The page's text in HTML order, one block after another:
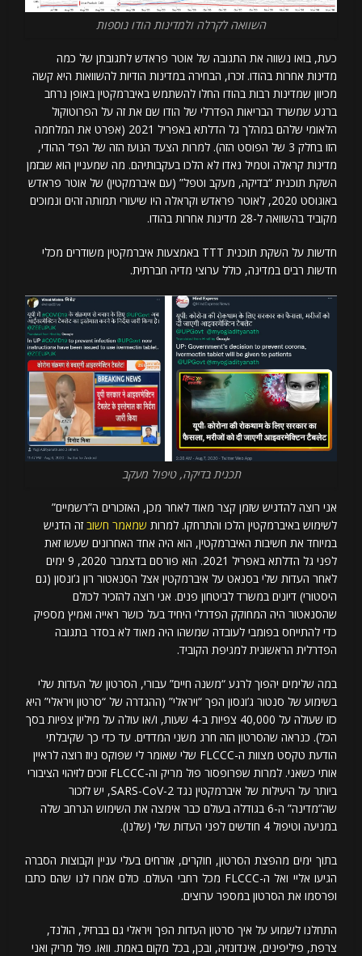
השוואה לקרלה ולמדינות הודו נוספות
כעת, בואו נשווה את התגובה של אוטר פראדש לתגובתן של כמה
מדינות אחרות בהודו. זכרו, הבחירה במדינות הודיות להשוואות היא קשה
מכיוון שמדינות רבות בהודו החלו להשתמש באיברמקטין באופן נרחב
ברגע שמשרד הבריאות הפדרלי של הודו שם את זה על הפרוטוקול
הלאומי שלהם במהלך גל הדלתא באפריל 2021 (אפרט את המלחמה
הזו בחלק 3 של הפוסט הזה). למרות הצעד הנועז הזה של הפד’ ההודי,
מדינות קראלה וטמיל נאדו לא הלכו בעקבותיהם. מה שמעניין הוא שבזמן
השקת תוכנית “בדיקה, מעקב וטפל” (עם איברמקטין) של אוטר פראדש
באוגוסט 2020, לאוטר פראדש וקראלה היו שיעורי תמותה זהים ונמוכים
מקוביד בהשוואה ל-28 מדינות אחרות בהודו.
חדשות על השקת תוכנית TTT באמצעות איברמקטין משודרים מכלי
חדשות רבים במדינה, כולל ערוצי מדיה חברתית.
תכנית בדיקה, טיפול מעקב
אני רוצה להדגיש שזמן קצר מאוד לאחר מכן, האזכורים ה”רשמיים”
לשימוש באיברמקטין הלכו והתרחקו. למרות שמאמר חשוב זה הדגיש
במיוחד את חשיבות האיברמקטין, הוא היה אחד האחרונים שעשו זאת
לפני גל הדלתא באפריל 2021. הוא פורסם בדצמבר 2020, 9 ימים
לאחר העדות שלי בסנאט על איברמקטין אצל הסנאטור רון ג’ונסון (גם
היסטורי) דיונים במשרד לביטחון פנים. אני רוצה להזכיר לכולם
שהסנאטור היה המחוקק הפדרלי היחיד בעל כושר ראייה ואמיץ מספיק
כדי להתייחס בפומבי לעובדה שמשהו היה מאוד לא בסדר בתגובה
הפדרלית הראשונית למגיפת הקוביד.
במה שלימים יהפוך לרגע “משנה חיים” עבורי, הסרטון של העדות שלי
בשימוע של סנטור ג’ונסון הפך “ויראלי” (ההגדרה של “סרטון ויראלי” היא
כזו שעולה על 40,000 צפיות ב-4 שעות, ו/או עולה על מיליון צפיות בסך
הכל). כנראה שהסרטון הזה חרג משני המדדים. עד כדי כך שקיבלתי
הודעת טקסט מצוות ה-FLCCC שלי שאומר לי שפוקס ניוז רוצה לראיין
אותי כשאני. למרות שפרופסור פול מריק וה-FLCCC זוכים לזיהוי הציבורי
ביותר על היעילות של איברמקטין נגד SARS-CoV-2, יש לזכור
שה”מדינה” ה-6 בגודלה בעולם כבר אימצה את השימוש הנרחב שלה
במניעה וטיפול 4 חודשים לפני העדות שלי (שלנו).
בתוך ימים מהפצת הסרטון, חוקרים, אזרחים בעלי עניין וקבוצות הסברה
הגיעו אליי ואל ה-FLCCC מכל רחבי העולם. כולם אמרו לנו שהם כתבו
ופרסמו את הסרטון במספר ערוצים.
התחלנו לשמוע על איך סרטון העדות הפך ויראלי גם בברזיל, הולנד,
צרפת, פיליפינים, אינדונזיה, ובכן, בכל מקום באמת. וואו. פול מריק ואני